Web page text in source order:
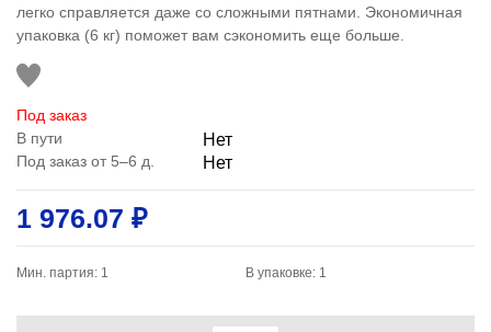
легко справляется даже со сложными пятнами. Экономичная
упаковка (6 кг) поможет вам сэкономить еще больше.
Под заказ
В пути
Нет
Под заказ от 5–6 д. Нет
1 976.07 ₽
Мин. партия: 1 В упаковке: 1